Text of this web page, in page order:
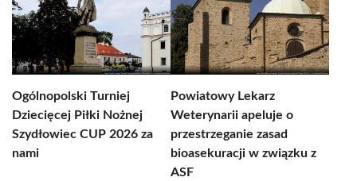
Ogólnopolski Turniej
Dziecięcej Piłki Nożnej
Szydłowiec CUP 2026 za
nami
Powiatowy Lekarz
Weterynarii apeluje o
przestrzeganie zasad
bioasekuracji w związku z
ASF